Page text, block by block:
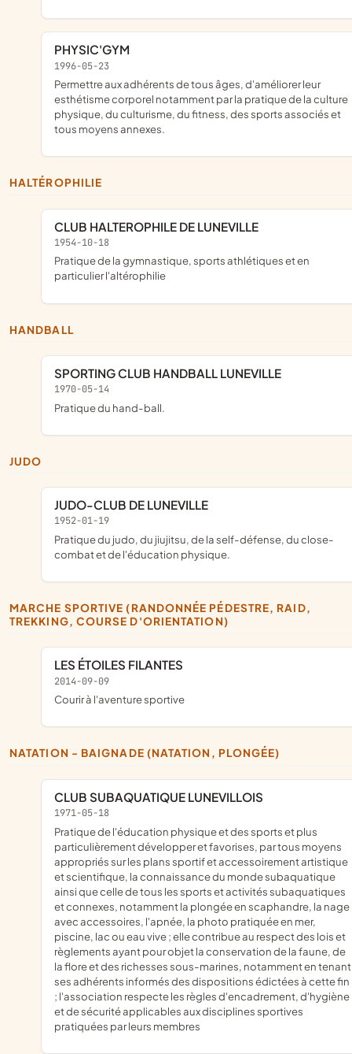
PHYSIC'GYM
1996-05-23
Permettre aux adhérents de tous âges, d'améliorer leur
esthétisme corporel notamment par la pratique de la culture
physique, du culturisme, du fitness, des sports associés et
tous moyens annexes.
HALTÉROPHILIE
CLUB HALTEROPHILE DE LUNEVILLE
1954-10-18
pratique de la gymnastique, sports athlétiques et en
particulier l'altérophilie
HANDBALL
SPORTING CLUB HANDBALL LUNEVILLE
1970-05-14
Pratique du hand-ball.
JUDO
JUDO-CLUB DE LUNEVILLE
1952-01-19
Pratique du judo, du jiujitsu, de la self-défense, du close-
combat et de l'éducation physique.
MARCHE SPORTIVE (RANDONNÉE PÉDESTRE, RAID,
TREKKING, COURSE D'ORIENTATION)
LES ÉTOILES FILANTES
2014-09-09
courir à l'aventure sportive
NATATION - BAIGNADE (NATATION, PLONGÉE)
CLUB SUBAQUATIQUE LUNEVILLOIS
1971-05-18
pratique de l'éducation physique et des sports et plus
particulièrement développer et favorises, par tous moyens
appropriés sur les plans sportif et accessoirement artistique
et scientifique, la connaissance du monde subaquatique
ainsi que celle de tous les sports et activités subaquatiques
et connexes, notamment la plongée en scaphandre, la nage
avec accessoires, l'apnée, la photo pratiquée en mer,
piscine, lac ou eau vive ; elle contribue au respect des lois et
règlements ayant pour objet la conservation de la faune, de
la flore et des richesses sous-marines, notamment en tenant
ses adhérents informés des dispositions édictées à cette fin
; l'association respecte les règles d'encadrement, d'hygiène
et de sécurité applicables aux disciplines sportives
pratiquées par leurs membres